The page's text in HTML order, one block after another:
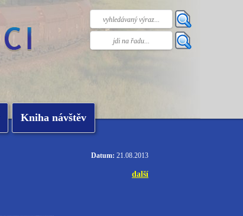
Kniha návštěv
Datum: 21.08.2013
další